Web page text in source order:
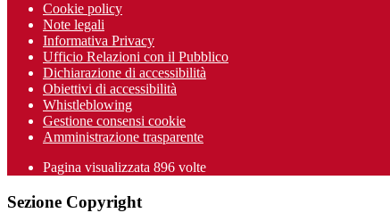
Cookie policy
Note legali
Informativa Privacy
Ufficio Relazioni con il Pubblico
Dichiarazione di accessibilità
Obiettivi di accessibilità
Whistleblowing
Gestione consensi cookie
Amministrazione trasparente
Pagina visualizzata 896 volte
Sezione Copyright